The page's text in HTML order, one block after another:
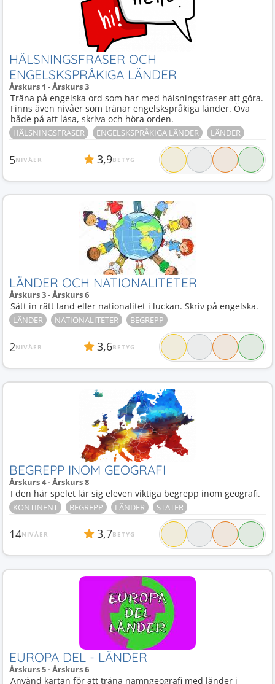
HÄLSNINGSFRASER OCH
ENGELSKSPRÅKIGA LÄNDER
Årskurs 1 - Årskurs 3
Träna på engelska ord som har med hälsningsfraser att göra.
Finns även nivåer som tränar engelskspråkiga länder. Öva
både på att läsa, skriva och höra orden.
HÄLSNINGSFRASER ENGELSKSPRÅKIGA LÄNDER LÄNDER
5NIVÅER 3,9BETYG
LÄNDER OCH NATIONALITETER
Årskurs 3 - Årskurs 6
Sätt in rätt land eller nationalitet i luckan. Skriv på engelska.
LÄNDER NATIONALITETER BEGREPP
2NIVÅER 3,6BETYG
BEGREPP INOM GEOGRAFI
Årskurs 4 - Årskurs 8
I den här spelet lär sig eleven viktiga begrepp inom geografi.
KONTINENT BEGREPP LÄNDER STATER
14NIVÅER 3,7BETYG
EUROPA DEL - LÄNDER
Årskurs 5 - Årskurs 6
Använd kartan för att träna namngeografi med länder i